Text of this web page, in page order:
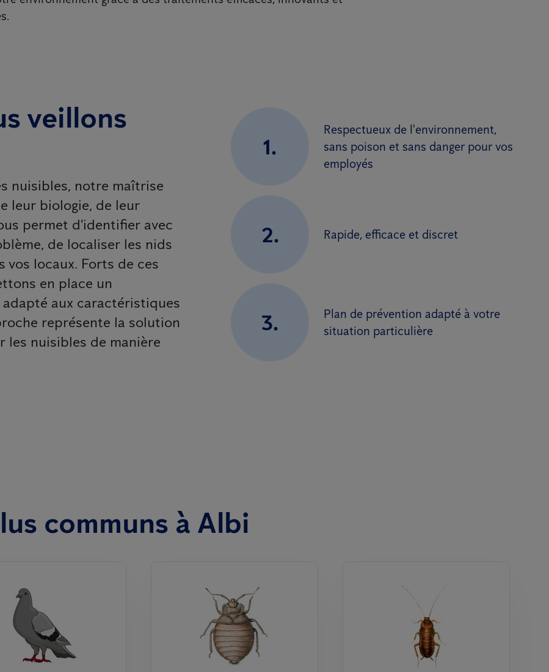
veillons
nuisibles, notre maîtrise
leur biologie, de leur
permet d'identifier avec
de localiser les nids
locaux. Forts de ces
en place un
aux caractéristiques
représente la solution
les nuisibles de manière
1.
Respectueux de l'environnement,
sans poison et sans danger pour vos
employés
2. Rapide, efficace et discret
3.
Plan de prévention adapté à votre
situation particulière
communs à Albi